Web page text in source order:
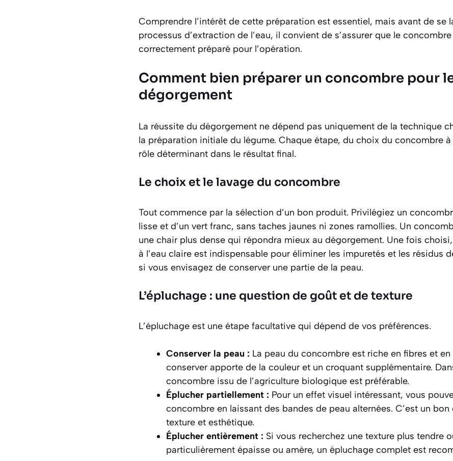
Comprendre l’intérêt de cette préparation est essentiel, mais avant de se
processus d’extraction de l’eau, il convient de s’assurer que le
correctement préparé pour l’opération.
Comment bien préparer un concombre pour
dégorgement
La réussite du dégorgement ne dépend pas uniquement de la technique
la préparation initiale du légume. Chaque étape, du choix du concombre
rôle déterminant dans le résultat final.
Le choix et le lavage du concombre
Tout commence par la sélection d’un bon produit. Privilégiez un
lisse et d’un vert franc, sans taches jaunes ni zones ramollies. Un
une chair plus dense qui répondra mieux au dégorgement. Une fois
à l’eau claire est indispensable pour éliminer les impuretés et les résidus
si vous envisagez de conserver une partie de la peau.
L’épluchage : une question de goût et de texture
L’épluchage est une étape facultative qui dépend de vos préférences.
Conserver la peau : La peau du concombre est riche en fibres et en
conserver apporte de la couleur et un croquant supplémentaire.
concombre issu de l’agriculture biologique est préférable.
Éplucher partiellement : Pour un effet visuel intéressant, vous
concombre en laissant des bandes de peau alternées. C’est un
texture et esthétique.
Éplucher entièrement : Si vous recherchez une texture plus tendre
particulièrement épaisse ou amère, un épluchage complet est